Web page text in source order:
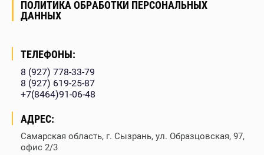
ПОЛИТИКА ОБРАБОТКИ ПЕРСОНАЛЬНЫХ
ДАННЫХ
ТЕЛЕФОНЫ:
8 (927) 778-33-79
8 (927) 619-25-87
+7(8464)91-06-48
АДРЕС:
Самарская область, г. Сызрань, ул. Образцовская, 97,
офис 2/3